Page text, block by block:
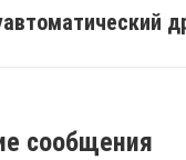
сообщения